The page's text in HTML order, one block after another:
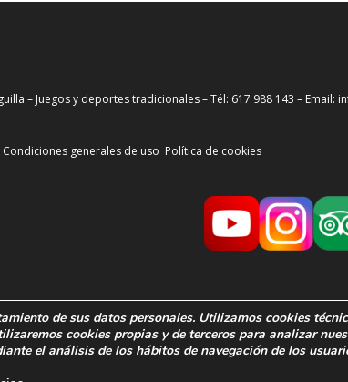
– Juegos y deportes tradicionales – Tél: 617 988 143 – Email:
Condiciones generales de uso Política de cookies
de sus datos personales. Utilizamos cookies
cookies propias y de terceros para analizar
el análisis de loshábitos de navegación de los